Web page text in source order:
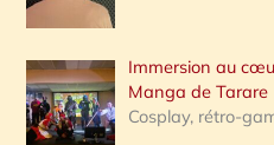
:
Immersion au
Manga de Tarare
Cosplay, rétro-